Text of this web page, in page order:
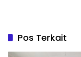
Pos Terkait